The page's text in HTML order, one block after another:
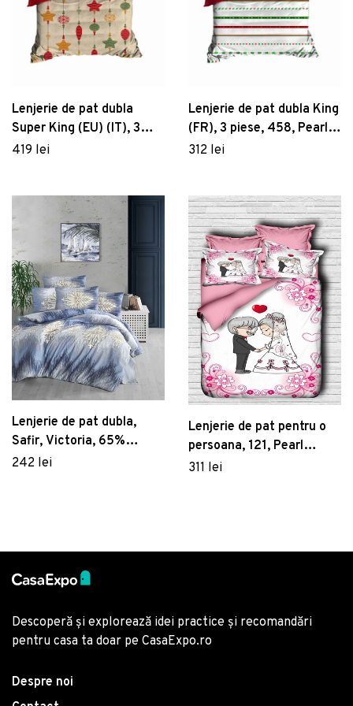
Lenjerie de pat dubla
Super King (EU) (IT), 3
piese, 454, Pearl Home,
419 lei
Lenjerie de pat dubla King
(FR), 3 piese, 458, Pearl
Home, Poliester Satinat
312 lei
Lenjerie de pat dubla,
Safir, Victoria, 65%
bumbac/35% poliester
242 lei
Lenjerie de pat pentru o
persoana, 121, Pearl
Home, Poliester Satinat
311 lei
Descoperă și explorează idei practice și recomandări
pentru casa ta doar pe CasaExpo.ro
Despre noi